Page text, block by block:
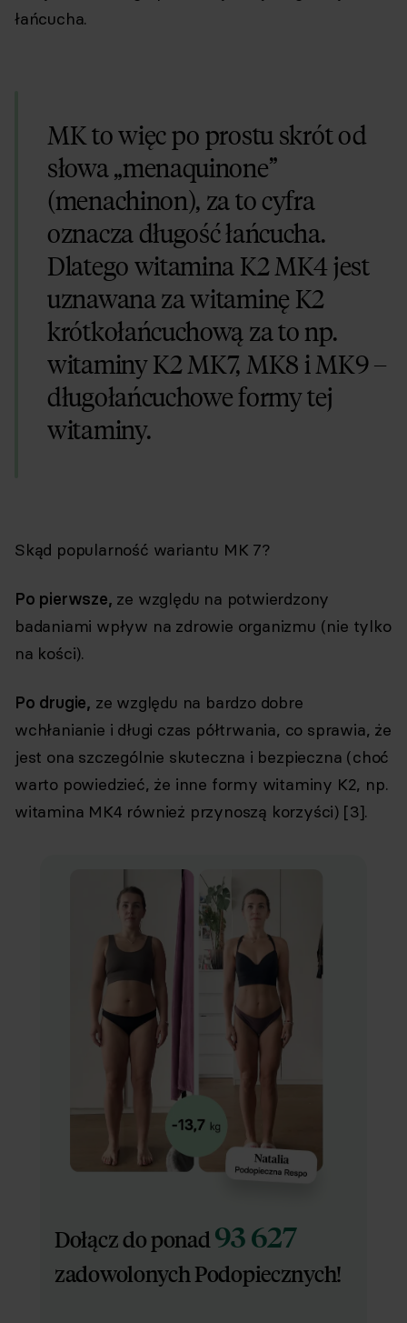
łańcucha.
MK to więc po prostu skrót od
słowa „menaquinone”
(menachinon), za to cyfra
oznacza długość łańcucha.
Dlatego witamina K2 MK4 jest
uznawana za witaminę K2
krótkołańcuchową za to np.
witaminy K2 MK7, MK8 i MK9 –
długołańcuchowe formy tej
witaminy.
Skąd popularność wariantu MK 7?
Po pierwsze, ze względu na potwierdzony
badaniami wpływ na zdrowie organizmu (nie tylko
na kości).
Po drugie, ze względu na bardzo dobre
wchłanianie i długi czas półtrwania, co sprawia, że
jest ona szczególnie skuteczna i bezpieczna (choć
warto powiedzieć, że inne formy witaminy K2, np.
witamina MK4 również przynoszą korzyści) [3].
Dołącz do ponad93 627
zadowolonych Podopiecznych!